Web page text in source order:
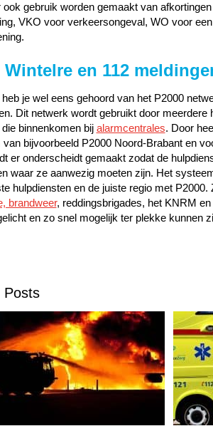
ook gebruik worden gemaakt van
VKO voor verkeersongeval, WO voor
Wintelre en 112
je wel eens gehoord van het P2000
Dit netwerk wordt gebruikt door meerdere
binnenkomen bij alarmcentrales. Door
van bijvoorbeeld P2000 Noord-Brabant en
er onderscheidt gemaakt zodat de
waar ze aanwezig moeten zijn. Het
hulpdiensten en de juiste regio met
brandweer, reddingsbrigades, het KNRM
en zo snel mogelijk ter plekke kunnen
Posts